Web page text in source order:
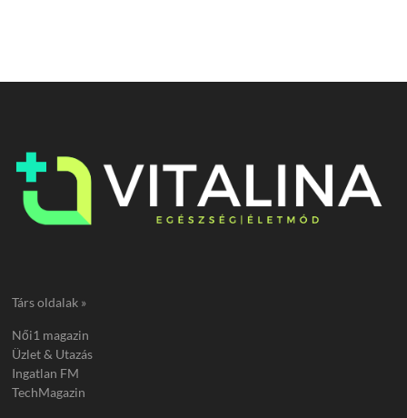
Társ oldalak »
Női1 magazin
Üzlet & Utazás
Ingatlan FM
TechMagazin